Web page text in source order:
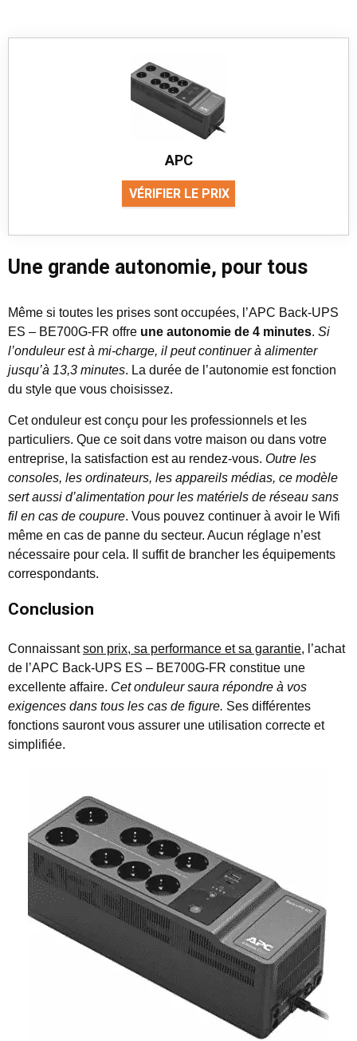
APC
VÉRIFIER LE PRIX
Une grande autonomie, pour tous
Même si toutes les prises sont occupées, l’APC Back-UPS
ES – BE700G-FR offre une autonomie de 4 minutes. Si
l’onduleur est à mi-charge, il peut continuer à alimenter
jusqu’à 13,3 minutes. La durée de l’autonomie est fonction
du style que vous choisissez.
Cet onduleur est conçu pour les professionnels et les
particuliers. Que ce soit dans votre maison ou dans votre
entreprise, la satisfaction est au rendez-vous. Outre les
consoles, les ordinateurs, les appareils médias, ce modèle
sert aussi d’alimentation pour les matériels de réseau sans
fil en cas de coupure. Vous pouvez continuer à avoir le Wifi
même en cas de panne du secteur. Aucun réglage n’est
nécessaire pour cela. Il suffit de brancher les équipements
correspondants.
Conclusion
Connaissantson prix, sa performance et sa garantie, l’achat
de l’APC Back-UPS ES – BE700G-FR constitue une
excellente affaire. Cet onduleur saura répondre à vos
exigences dans tous les cas de figure. Ses différentes
fonctions sauront vous assurer une utilisation correcte et
simplifiée.